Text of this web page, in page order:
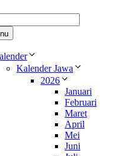
Kalender Jawa
2026
Januari
Februari
Maret
April
Mei
Juni